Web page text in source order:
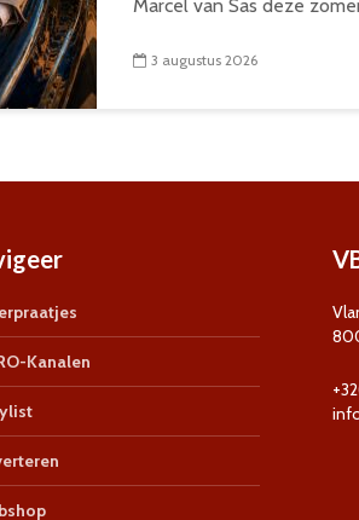
Marcel van Sas deze
3 augustus 2026
Kanalen